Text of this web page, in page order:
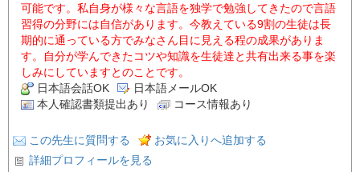
可能です。私自身が様々な言語を独学で勉強してきたので言語
習得の分野には自信があります。今教えている9割の生徒は長
期的に通っている方でみなさん目に見える程の成果がありま
す。自分が学んできたコツや知識を生徒達と共有出来る事を楽
しみにしていますとのことです。
日本語会話OK
日本語メールOK
本人確認書類提出あり
コース情報あり
この先生に質問する
お気に入りへ追加する
詳細プロフィールを見る